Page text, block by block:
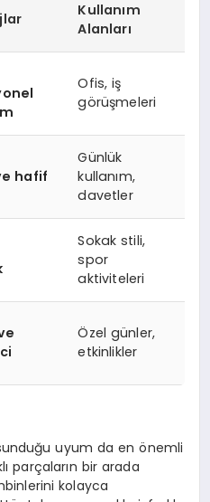
Kullanım
Alanları
Ofis, iş
görüşmeleri
hafif
Günlük
kullanım,
davetler
Sokak stili,
spor
aktiviteleri
Özel günler,
etkinlikler
uyum da en önemli
parçaların bir arada
kolayca